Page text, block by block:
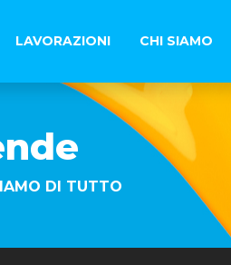
LAVORAZIONI CHI SIAMO
DI TUTTO